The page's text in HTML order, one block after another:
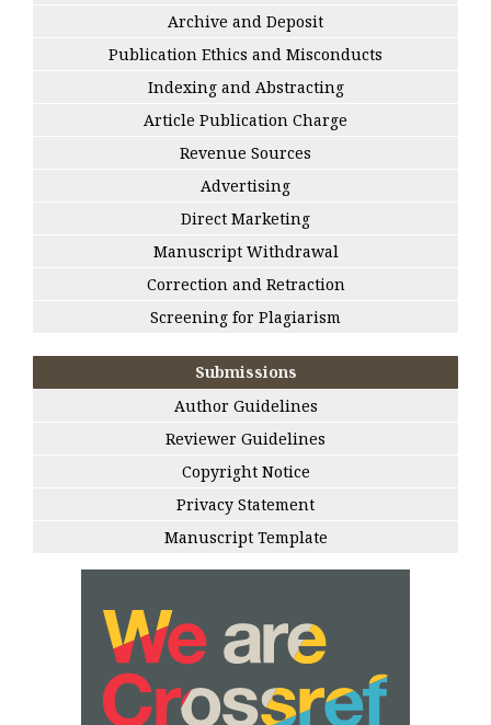
Archive and Deposit
Publication Ethics and Misconducts
Indexing and Abstracting
Article Publication Charge
Revenue Sources
Advertising
Direct Marketing
Manuscript Withdrawal
Correction and Retraction
Screening for Plagiarism
Submissions
Author Guidelines
Reviewer Guidelines
Copyright Notice
Privacy Statement
Manuscript Template